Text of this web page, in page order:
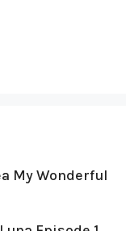
My Wonderful